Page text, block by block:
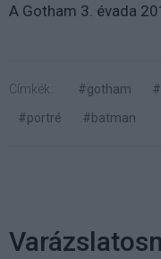
A Gotham 3. évada
Címkék: #gotham
#portré
#batman